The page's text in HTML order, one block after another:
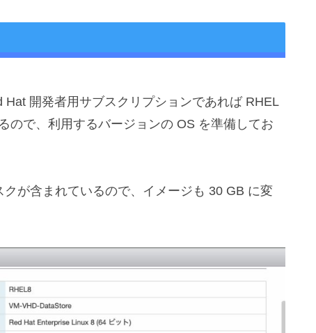
開発者用サブスクリプションであれば RHEL
ので、利用するバージョンの OS を準備してお
が含まれているので、イメージも 30 GB に変